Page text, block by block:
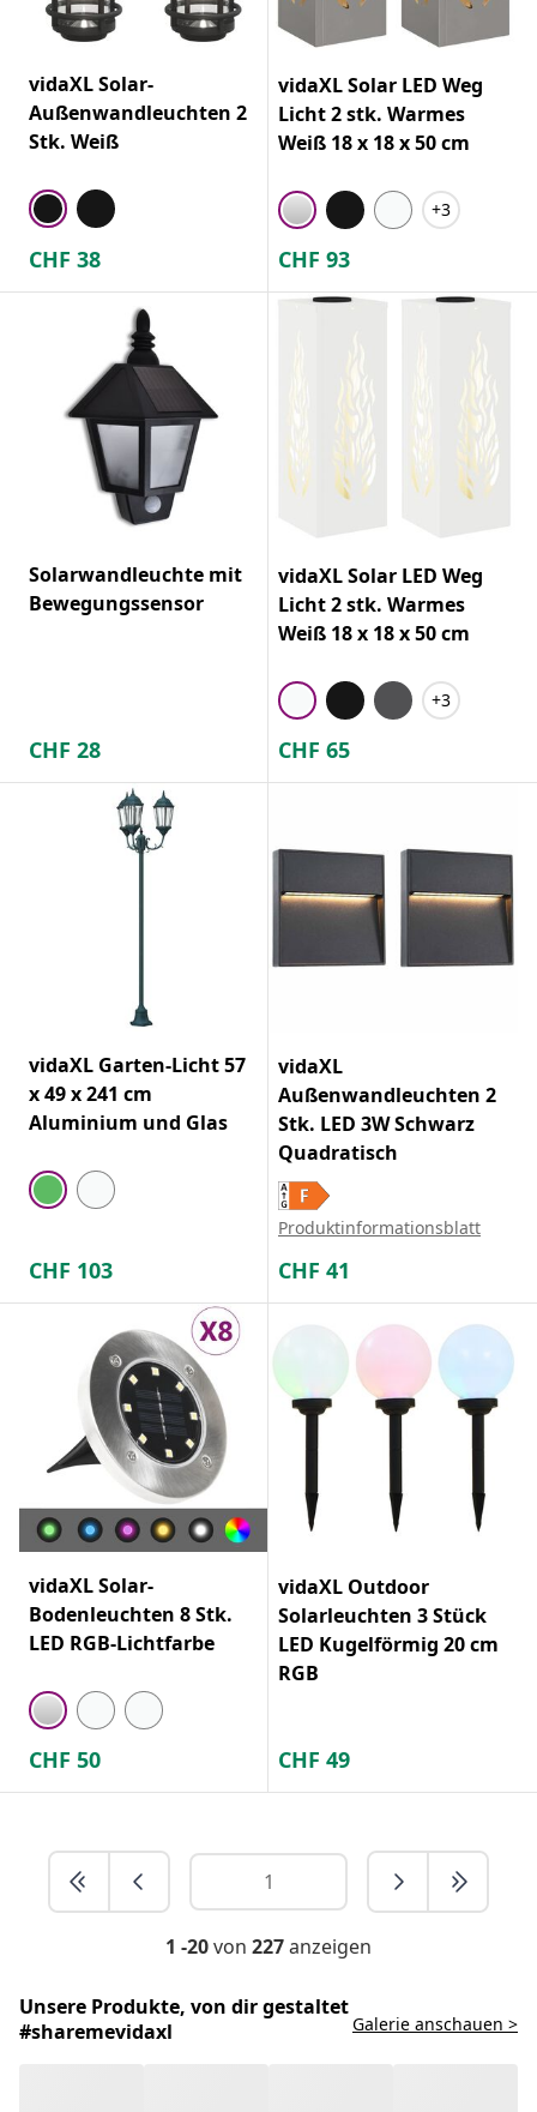
vidaXL Solar-
Außenwandleuchten 2
Stk. Weiß
CHF 38
vidaXL Solar LED Weg
Licht 2 stk. Warmes
Weiß 18 x 18 x 50 cm
+3
CHF 93
Solarwandleuchte mit
Bewegungssensor
CHF 28
vidaXL Solar LED Weg
Licht 2 stk. Warmes
Weiß 18 x 18 x 50 cm
+3
CHF 65
vidaXL Garten-Licht 57
x 49 x 241 cm
Aluminium und Glas
CHF 103
vidaXL
Außenwandleuchten 2
Stk. LED 3W Schwarz
Quadratisch
Produktinformationsblatt
CHF 41
vidaXL Solar-
Bodenleuchten 8 Stk.
LED RGB-Lichtfarbe
CHF 50
vidaXL Outdoor
Solarleuchten 3 Stück
LED Kugelförmig 20 cm
RGB
CHF 49
1 -20von 227anzeigen
Unsere Produkte, von dir gestaltet
#sharemevidaxl
Galerie anschauen >